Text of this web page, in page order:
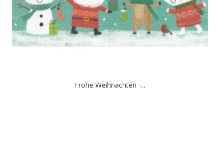
Frohe Weihnachten -...